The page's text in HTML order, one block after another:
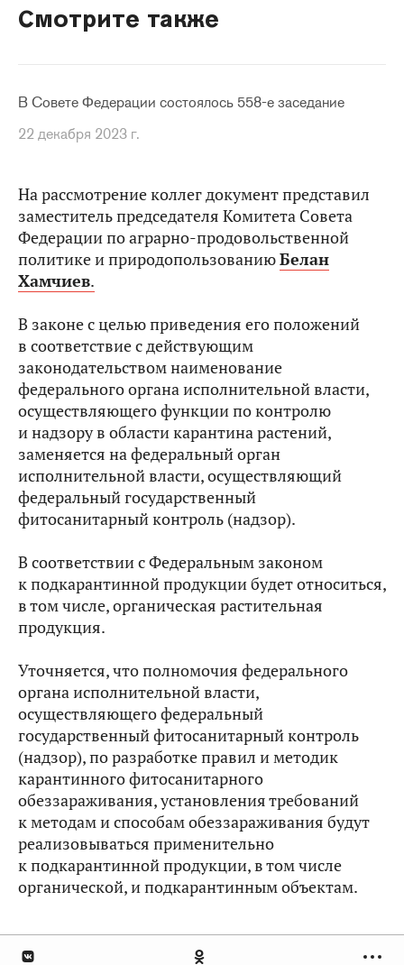
Смотрите также
В Совете Федерации состоялось 558-е заседание
22 декабря 2023 г.
На рассмотрение коллег документ представил
заместитель председателя Комитета Совета
Федерации по аграрно-продовольственной
политике и природопользованиюБелан
Хамчиев.
В законе с целью приведения его положений
в соответствие с действующим
законодательством наименование
федерального органа исполнительной власти,
осуществляющего функции по контролю
и надзору в области карантина растений,
заменяется на федеральный орган
исполнительной власти, осуществляющий
федеральный государственный
фитосанитарный контроль (надзор).
В соответствии с Федеральным законом
к подкарантинной продукции будет относиться,
в том числе, органическая растительная
продукция.
Уточняется, что полномочия федерального
органа исполнительной власти,
осуществляющего федеральный
государственный фитосанитарный контроль
(надзор), по разработке правил и методик
карантинного фитосанитарного
обеззараживания, установления требований
к методам и способам обеззараживания будут
реализовываться применительно
к подкарантинной продукции, в том числе
органической, и подкарантинным объектам.